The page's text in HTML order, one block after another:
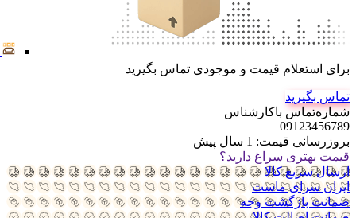
برای استعلام قیمت و موجودی تماس بگیرید
تماس بگیرید
شماره‌تماس‌ با‌کارشناس
09123456789
بروزرسانی قیمت: 1 سال پیش
قیمت بهتری سراغ دارید؟
ارسال سریع کالا
ایران سرای ماست
ضمانت بازگشت وجه